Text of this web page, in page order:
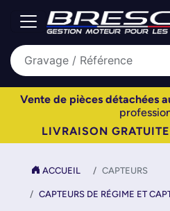
Vente de pièces détachées
LIVRAISON GRATUITE
ACCUEIL CAPTEURS
CAPTEURS DE RÉGIME ET